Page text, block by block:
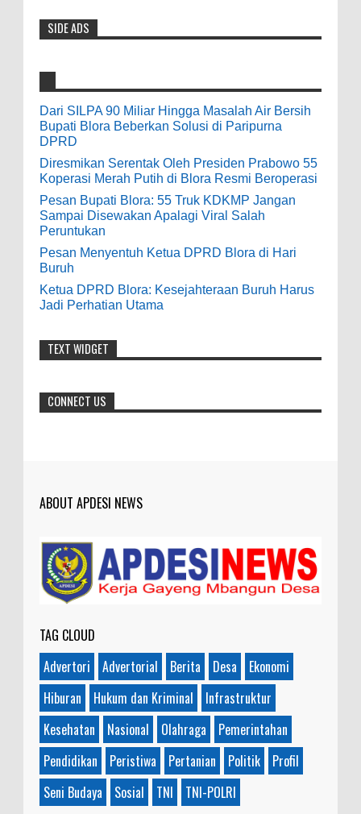
Diresmikan Serentak Oleh Presiden
0 5-16-2026
Pesan Bupati Blora: 55 Truk KDKMP Jangan
Sampai Disewakan Apalagi Viral Salah
Peruntukan
0 5-10-2026
of slots, table games 제주 출장안마 and video
poker! Cas...
bolehkah kami study banding di akir
bulan oktober 2020 ini ?
Anonymous:
7-3-2020
Mudah mudahan dengan jalan yang
baik bisa meningkatkan ekonomi masyarakat
sekitar. Amin
Anonymous:
honorer
SIDE ADS
Dari SILPA 90 Miliar Hingga Masalah Air Bersih
Bupati Blora Beberkan Solusi di Paripurna
DPRD
Diresmikan Serentak Oleh Presiden Prabowo 55
Koperasi Merah Putih di Blora Resmi Beroperasi
Pesan Bupati Blora: 55 Truk KDKMP Jangan
Sampai Disewakan Apalagi Viral Salah
Peruntukan
Pesan Menyentuh Ketua DPRD Blora di Hari
Buruh
Ketua DPRD Blora: Kesejahteraan Buruh Harus
Jadi Perhatian Utama
TEXT WIDGET
CONNECT US
ABOUT APDESI NEWS
TAG CLOUD
Advertori
Advertorial Berita Desa
Ekonomi
Hiburan
Hukum dan Kriminal
Infrastruktur
Kesehatan
Nasional Olahraga
Pemerintahan
Pendidikan
Peristiwa Pertanian Politik
Profil
Seni Budaya
Sosial TNI TNI-POLRI